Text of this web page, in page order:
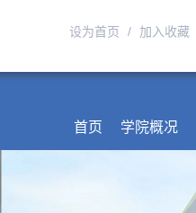
设为首页 / 加入收藏
首页 学院概况